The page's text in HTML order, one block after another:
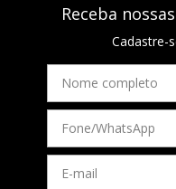
Receba
Cadastre-